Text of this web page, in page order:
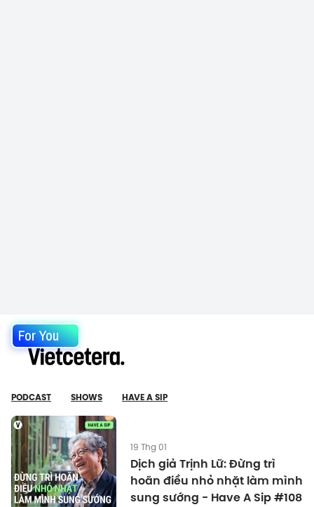
For You
PODCAST SHOWS HAVE A SIP
19 Thg 01
Dịch giả Trịnh Lữ: Đừng trì
hoãn điều nhỏ nhặt làm mình
sung sướng - Have A Sip #108